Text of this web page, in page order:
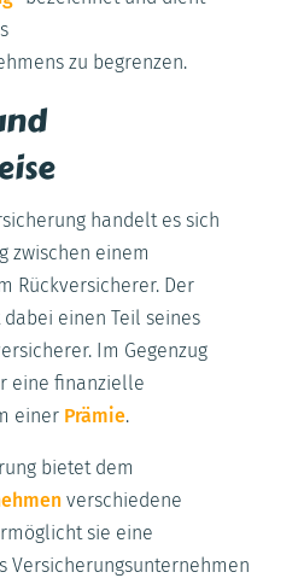
zu begrenzen.
handelt es sich
zwischen einem
Rückversicherer. Der
einen Teil seines
Im Gegenzug
eine finanzielle
einer Prämie.
bietet dem
verschiedene
sie eine
Versicherungsunternehmen